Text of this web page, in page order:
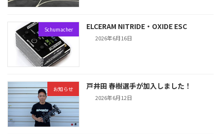
Schumacher ELCERAM NITRIDE・OXIDE ESC
2026年6月16日
お知らせ 戸井田 春樹選手が加入しました！
2026年6月12日